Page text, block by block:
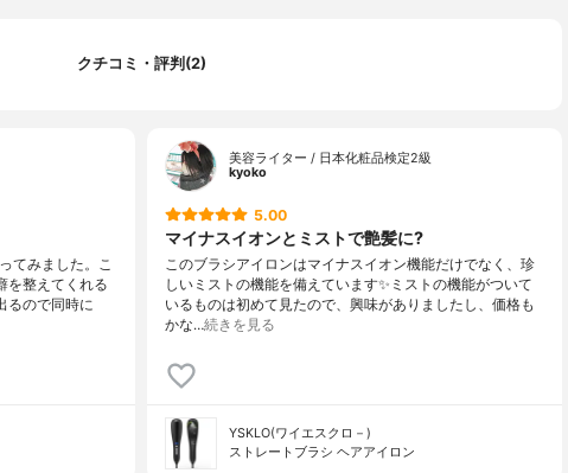
クチコミ・評判(2)
てみました。こ
を整えてくれる
るので同時に
美容ライター / 日本化粧品検定2級
kyoko
5.00
マイナスイオンとミストで艶髪に?
このブラシアイロンはマイナスイオン機能だけでなく、珍
しいミストの機能を備えています✨ミストの機能がついて
いるものは初めて見たので、興味がありましたし、価格も
かな…続きを見る
YSKLO(ワイエスクロ－)
ストレートブラシ ヘアアイロン